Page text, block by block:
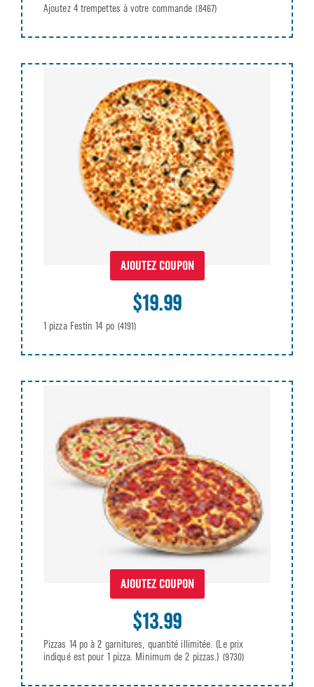
Ajoutez 4 trempettes à votre commande (8467)
AJOUTEZ COUPON
$19.99
1 pizza Festin 14 po (4191)
AJOUTEZ COUPON
$13.99
Pizzas 14 po à 2 garnitures, quantité illimitée. (Le prix
indiqué est pour 1 pizza. Minimum de 2 pizzas.) (9730)